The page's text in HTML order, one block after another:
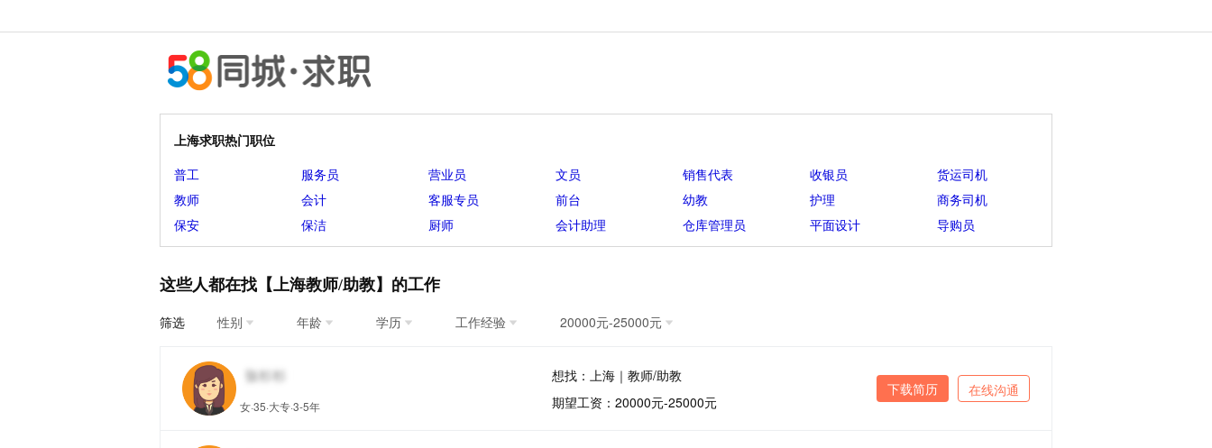
上海求职热门职位
普工 服务员 营业员 文员 销售代表 收银员
货运司机
教师
会计 客服专员 前台 幼教 护理
商务司机
保安
保洁 厨师 会计助理 仓库管理员 平面设计 导购员
这些人都在找【上海教师/助教】的工作
筛选 性别 年龄 学历 工作经验 20000元-25000元
女·35·大专·3-5年
想找：上海｜教师/助教
期望工资：20000元-25000元
在线沟通
下载简历